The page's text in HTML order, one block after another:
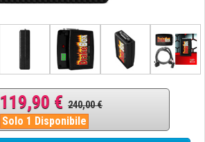
119,90 € 240,00 €
Solo 1 Disponibile